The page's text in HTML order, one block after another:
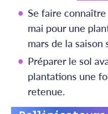
Se faire
mai pour une
mars de la saison
Préparer le sol
plantations une
retenue.